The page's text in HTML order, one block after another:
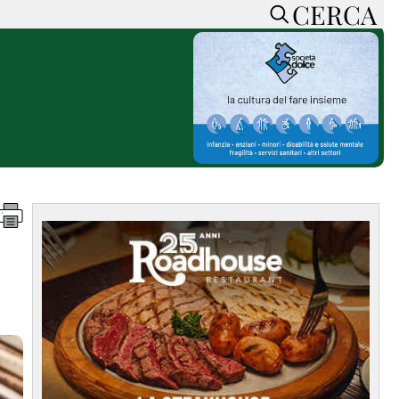
CERCA
ACCEDI o REGISTRATI
CONTATTI
CON NOI
SOSTIENI LA PRESSA
CONOSCI LA PRESSA
COOKIE POLICY
PRIVACY POLICY
FEED RSS
MAPPA DEL SITO
NORMATIVE
DEONTOLOGICHE
CERCA